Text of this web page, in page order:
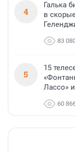
4
Галька
в
83
5
15
Лассо»
60